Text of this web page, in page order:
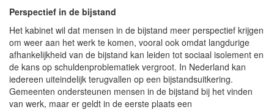
Perspectief in de bijstand
Het kabinet wil dat mensen in de bijstand meer perspectief krijgen
om weer aan het werk te komen, vooral ook omdat langdurige
afhankelijkheid van de bijstand kan leiden tot sociaal isolement en
de kans op schuldenproblematiek vergroot. In Nederland kan
iedereen uiteindelijk terugvallen op een bijstandsuitkering.
Gemeenten ondersteunen mensen in de bijstand bij het vinden
van werk, maar er geldt in de eerste plaats een